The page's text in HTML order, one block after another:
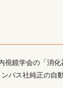
視鏡学会の「消
パス社純正の自